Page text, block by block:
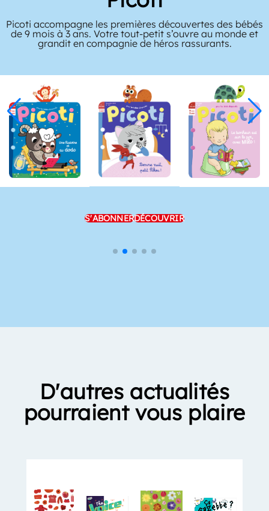
Picoti accompagne les premières découvertes des bébés
de 9 mois à 3 ans. Votre tout-petit s’ouvre au monde et
grandit en compagnie de héros rassurants.
S'ABONNERDÉCOUVRIR
D'autres actualités
pourraient vous plaire